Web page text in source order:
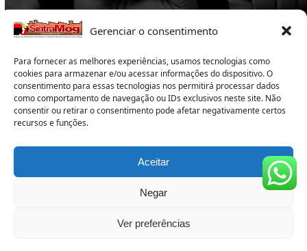
Gerenciar o consentimento
Para fornecer as melhores experiências, usamos tecnologias como
cookies para armazenar e/ou acessar informações do dispositivo. O
consentimento para essas tecnologias nos permitirá processar dados
como comportamento de navegação ou IDs exclusivos neste site. Não
consentir ou retirar o consentimento pode afetar negativamente certos
recursos e funções.
Aceitar
Negar
Ver preferências
SintraMog2025 -Sindicato dos Trabalhadores nas
Indústrias da Construção e do Mobiliário de Mogi das
Copyright 2025 – Todos os direitos reservados
Rua Campos Sales 165 – Centro – Suzano – SP –
CEP 08674-020 – Tel: 11 4748-1655
Rua Herinque Eroles, 588 – Alto do Ipiranga – Mogi
das Cruzes – SP – CEP: 08730-590- Telefone: (11) 4738-3096